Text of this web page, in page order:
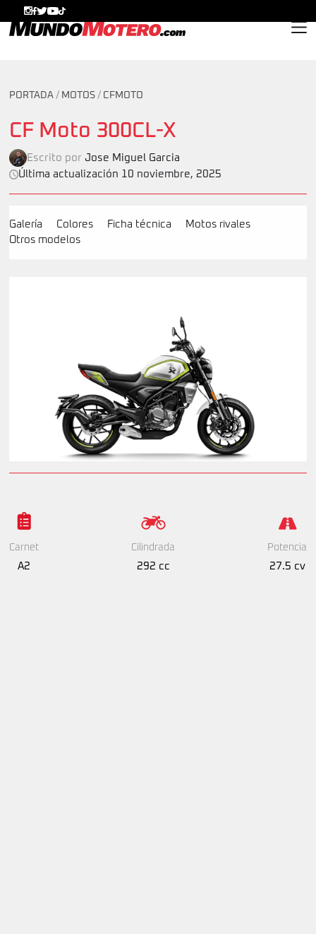
PORTADA / MOTOS / CFMOTO
CF Moto 300CL-X
Escrito por Jose Miguel Garcia
Última actualización 10 noviembre, 2025
Galería Colores Ficha técnica
Motos rivales
Otros modelos
Carnet
A2
Cilindrada
292 cc
Potencia
27.5 cv